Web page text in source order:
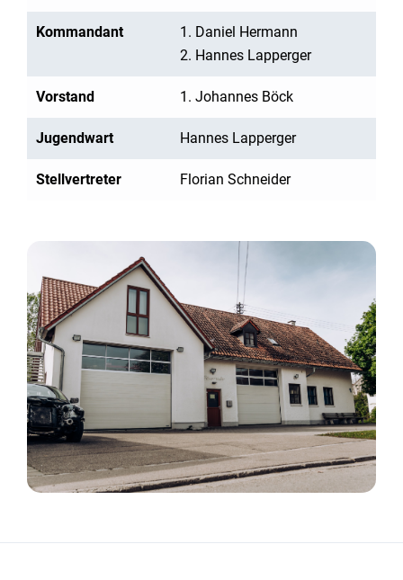
Kommandant
1. Daniel Hermann
2. Hannes Lapperger
Vorstand 1. Johannes Böck
Jugendwart Hannes Lapperger
Stellvertreter Florian Schneider